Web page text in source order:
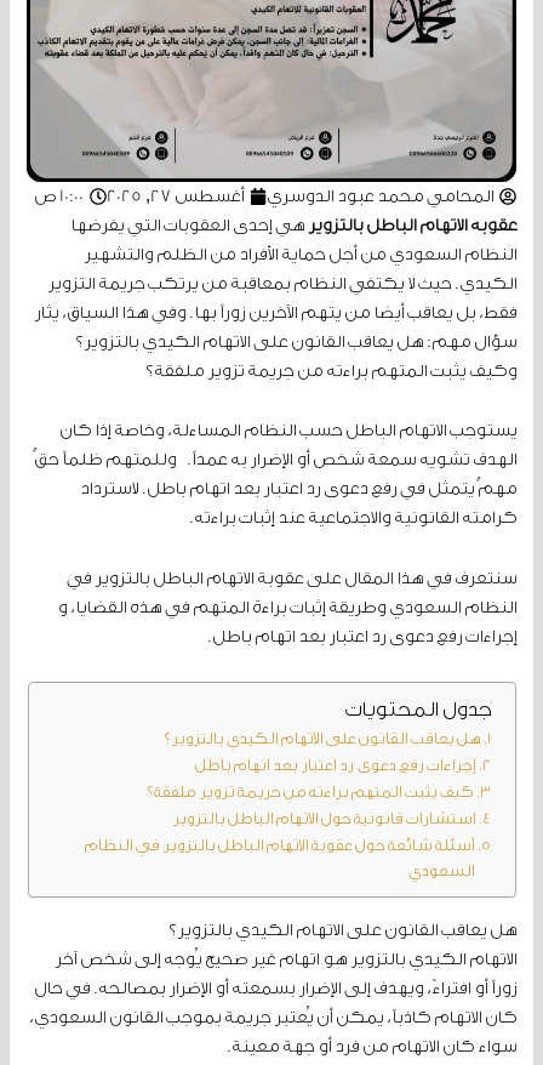
المحامي محمد عبود الدوسري أغسطس 27, 2025
10:00 ص
عقوبة الاتهام الباطل بالتزوير هي إحدى العقوبات التي يفرضها
النظام السعودي من أجل حماية الأفراد من الظلم والتشهير
الكيدي. حيث لا يكتفي النظام بمعاقبة من يرتكب جريمة التزوير
فقط، بل يعاقب أيضا من يتهم الآخرين زوراً بها. وفي هذا السياق، يثار
سؤال مهم: هل يعاقب القانون على الاتهام الكيدي بالتزوير؟
وكيف يثبت المتهم براءته من جريمة تزوير ملفقة؟
يستوجب الاتهام الباطل حسب النظام المساءلة، وخاصة إذا كان
الهدف تشويه سمعة شخص أو الإضرار به عمداً. وللمتهم ظلماً حقٌ
مهمٌ يتمثل في رفع دعوى رد اعتبار بعد اتهام باطل. لاسترداد
كرامته القانونية والاجتماعية عند إثبات براءته.
سنتعرف في هذا المقال على عقوبة الاتهام الباطل بالتزوير في
النظام السعودي وطريقة إثبات براءة المتهم في هذه القضايا، و
إجراءات رفع دعوى رد اعتبار بعد اتهام باطل.
جدول المحتويات
هل يعاقب القانون على الاتهام الكيدي بالتزوير؟
إجراءات رفع دعوى رد اعتبار بعد اتهام باطل
كيف يثبت المتهم براءته من جريمة تزوير ملفقة؟
استشارات قانونية حول الاتهام الباطل بالتزوير
أسئلة شائعة حول عقوبة الاتهام الباطل بالتزوير في النظام
السعودي
هل يعاقب القانون على الاتهام الكيدي بالتزوير؟
الاتهام الكيدي بالتزوير هو اتهام غير صحيح يُوجه إلى شخص آخر
زوراً أو افتراءً، ويهدف إلى الإضرار بسمعته أو الإضرار بمصالحه. في حال
كان الاتهام كاذباً، يمكن أن يُعتبر جريمة بموجب القانون السعودي،
سواء كان الاتهام من فرد أو جهة معينة.